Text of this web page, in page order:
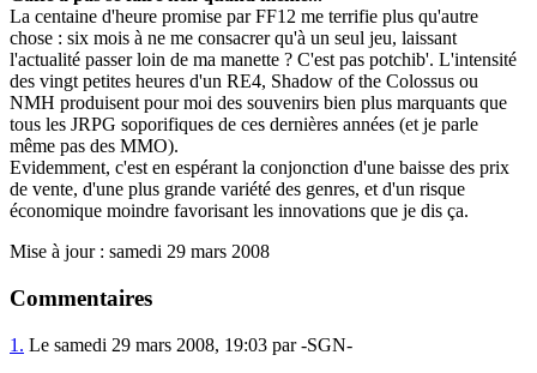
La centaine d'heure promise par FF12 me terrifie plus qu'autre
chose : six mois à ne me consacrer qu'à un seul jeu, laissant
l'actualité passer loin de ma manette ? C'est pas potchib'. L'intensité
des vingt petites heures d'un RE4, Shadow of the Colossus ou
NMH produisent pour moi des souvenirs bien plus marquants que
tous les JRPG soporifiques de ces dernières années (et je parle
même pas des MMO).
Evidemment, c'est en espérant la conjonction d'une baisse des prix
de vente, d'une plus grande variété des genres, et d'un risque
économique moindre favorisant les innovations que je dis ça.
Mise à jour : samedi 29 mars 2008
Commentaires
1. Le samedi 29 mars 2008, 19:03 par -SGN-